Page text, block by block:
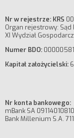
Nr w rejestrze: KRS
Organ rejestrowy: Sąd
XI Wydział
Numer BDO:
Kapitał założycielski:
Nr konta bankowego:
mBank SA
Bank Millenium S.A.